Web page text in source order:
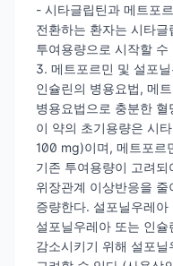
- 시타글립틴과 메트포
전환하는 환자는 시타
투여용량으로 시작할 수
3. 메트포르민 및 설포
인슐린의 병용요법, 메
병용요법으로 충분한
이 약의 초기용량은 시
100 mg)이며, 메트포르
기존 투여용량이 고려
위장관계 이상반응을
증량한다. 설포닐우레
설포닐우레아 또는 인
감소시키기 위해 설포